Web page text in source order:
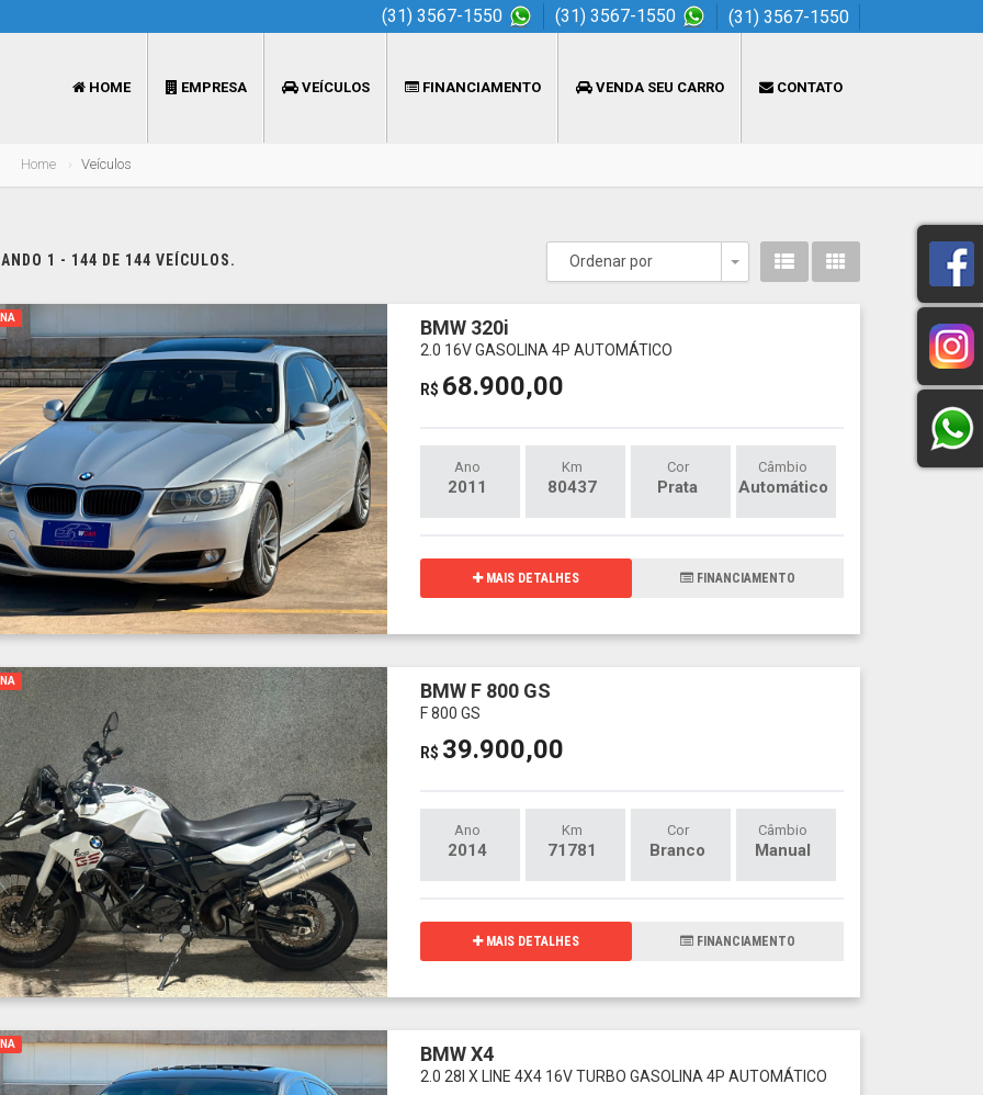
(31) 3567-1550 (31) 3567-1550 (31) 3567-1550
HOME EMPRESA VEÍCULOS FINANCIAMENTO VENDA SEU CARRO CONTATO
Home Veículos
1 - 144 DE 144 VEÍCULOS. Ordenar por
Toggle Dropdown
BMW 320i
2.0 16V GASOLINA 4P AUTOMÁTICO
R$ 68.900,00
Ano
2011
Km
80437
Cor
Prata
Câmbio
Automático
MAIS DETALHES FINANCIAMENTO
BMW F 800 GS
F 800 GS
R$ 39.900,00
Ano
2014
Km
71781
Cor
Branco
Câmbio
Manual
MAIS DETALHES FINANCIAMENTO
BMW X4
2.0 28I X LINE 4X4 16V TURBO GASOLINA 4P AUTOMÁTICO